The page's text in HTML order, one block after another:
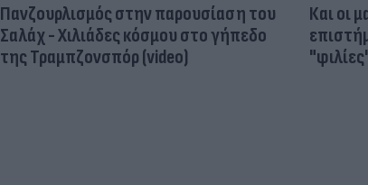
Πανζουρλισμός στην παρουσίαση του
Σαλάχ - Χιλιάδες κόσμου στο γήπεδο
της Τραμπζονσπόρ (video)
Και οι